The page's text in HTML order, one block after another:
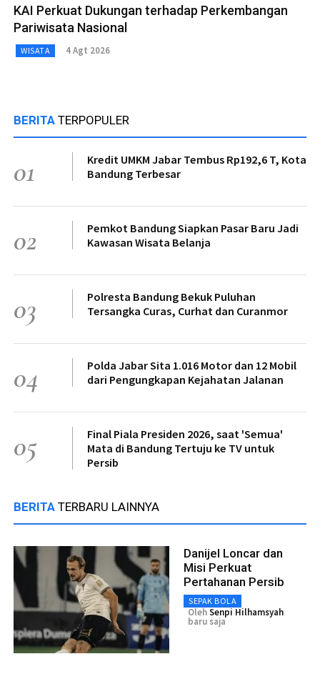
KAI Perkuat Dukungan terhadap Perkembangan
Pariwisata Nasional
WISATA 4 Agt 2026
BERITA TERPOPULER
01
Kredit UMKM Jabar Tembus Rp192,6 T, Kota
Bandung Terbesar
02
Pemkot Bandung Siapkan Pasar Baru Jadi
Kawasan Wisata Belanja
03
Polresta Bandung Bekuk Puluhan
Tersangka Curas, Curhat dan Curanmor
04
Polda Jabar Sita 1.016 Motor dan 12 Mobil
dari Pengungkapan Kejahatan Jalanan
05
Final Piala Presiden 2026, saat 'Semua'
Mata di Bandung Tertuju ke TV untuk
Persib
BERITA TERBARU LAINNYA
Danijel Loncar dan
Misi Perkuat
Pertahanan Persib
SEPAK BOLA
OlehSenpi Hilhamsyah
baru saja